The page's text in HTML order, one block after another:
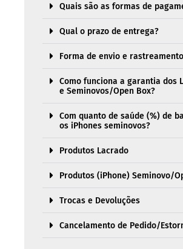
Quais são as formas de
Qual o prazo de entrega?
Forma de envio e rastreamento
Como funciona a garantia dos
e Seminovos/Open Box?
Com quanto de saúde (%) de
os iPhones seminovos?
Produtos Lacrado
Produtos (iPhone) Seminovo/
Trocas e Devoluções
Cancelamento de Pedido/